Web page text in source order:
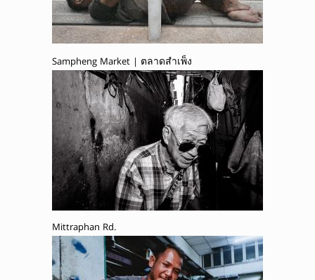
Sampheng Market | ตลาดสำเพ็ง
Mittraphan Rd.